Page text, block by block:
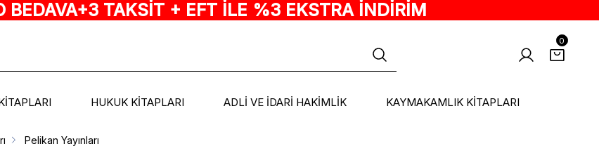
BEDAVA+3 TAKSİT + EFT İLE %3 EKSTRA İNDİRİM
0
HUKUK KİTAPLARI ADLİ VE İDARİ HAKİMLİK KAYMAKAMLIK KİTAPLARI
Pelikan Yayınları